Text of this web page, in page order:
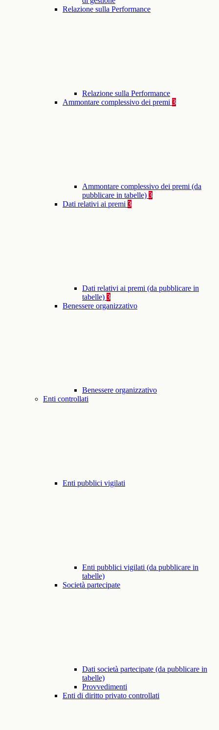
Relazione sulla Performance
Relazione sulla Performance
Ammontare complessivo dei premi 3
Ammontare complessivo dei premi (da
pubblicare in tabelle) 3
Dati relativi ai premi 3
Dati relativi ai premi (da pubblicare in
tabelle) 3
Benessere organizzativo
Benessere organizzativo
Enti controllati
Enti pubblici vigilati
Enti pubblici vigilati (da pubblicare in
tabelle)
Società partecipate
Dati società partecipate (da pubblicare in
tabelle)
Provvedimenti
Enti di diritto privato controllati